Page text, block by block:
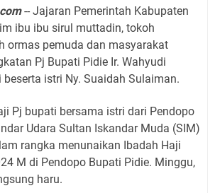
-- Jajaran Pemerintah Kabupaten
ibu ibu sirul muttadin, tokoh
ormas pemuda dan masyarakat
Pj Bupati Pidie Ir. Wahyudi
istri Ny. Suaidah Sulaiman.
Pj bupati bersama istri dari Pendopo
Udara Sultan Iskandar Muda (SIM)
rangka menunaikan Ibadah Haji
M di Pendopo Bupati Pidie. Minggu,
haru.